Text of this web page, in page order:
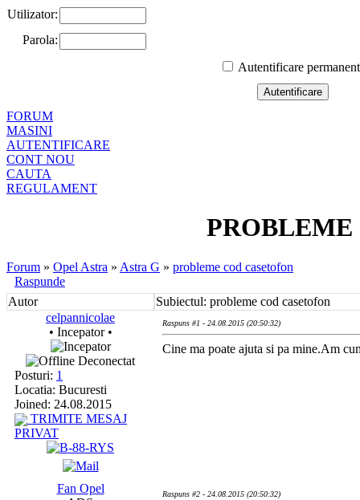
Utilizator:
Parola:
Autentificare
FORUM
MASINI
AUTENTIFICARE
CONT NOU
CAUTA
REGULAMENT
PROBLEME
Forum » Opel Astra » Astra G » probleme cod casetofon
Raspunde
Autor
Subiectul: probleme cod casetofon
celpannicolae
• Incepator •
Deconectat
Posturi: 1
Locatia: Bucuresti
Joined: 24.08.2015
TRIMITE MESAJ
PRIVAT
Raspuns #1 - 24.08.2015 (20:50:32)
Cine ma poate ajuta si pa mine.Am
Fan Opel
Raspuns #2 - 24.08.2015 (20:50:32)